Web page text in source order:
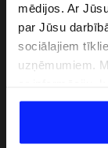
mēdijos. Ar
par Jūsu
sociālajiem
uzņēmumiem.
datiem, ko viņi
Jūsu atļauju,
saviem